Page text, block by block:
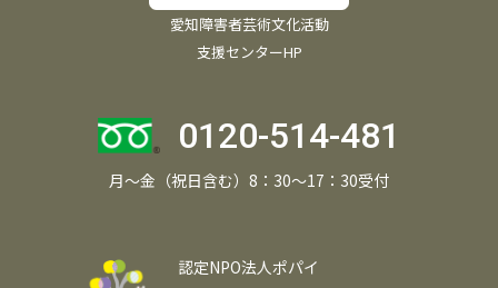
愛知障害者芸術文化活動
支援センターHP
0120-514-481
月～金（祝日含む）8：30～17：30受付
認定NPO法人ポパイ